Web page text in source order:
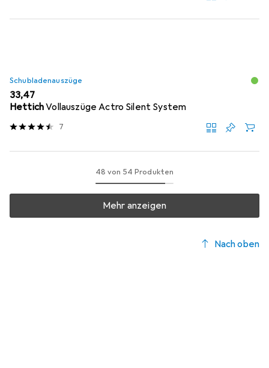
Schubladenauszüge
EUR
33,47
HettichVollauszüge Actro Silent System
7
48 von 54 Produkten
Mehr anzeigen
Nach oben